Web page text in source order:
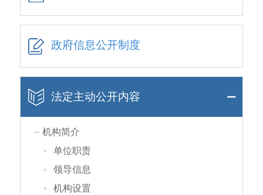
政府信息公开制度
法定主动公开内容
机构简介
单位职责
领导信息
机构设置